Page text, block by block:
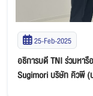
25-Feb-2025
อธิการบดี TNI ร่วมหา
Sugimori บริษัท